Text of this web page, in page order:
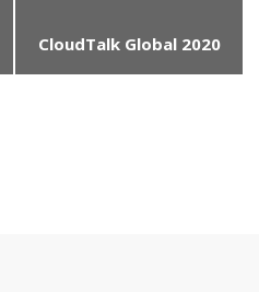
CloudTalk Global 2020